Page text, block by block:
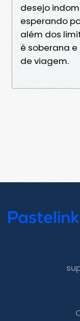
desejo
esperando
além dos
é soberana
de viagem.